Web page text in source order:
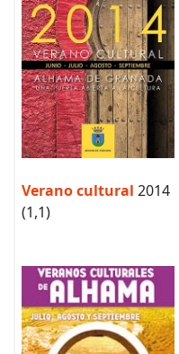
Verano cultural 2014
(1,1)